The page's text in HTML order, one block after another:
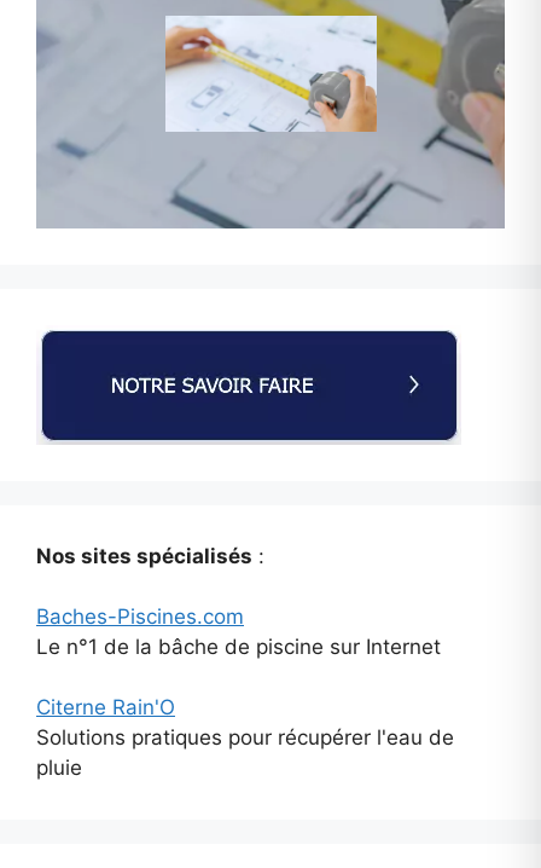
Nos sites spécialisés :
Baches-Piscines.com
Le n°1 de la bâche de piscine sur Internet
Citerne Rain'O
Solutions pratiques pour récupérer l'eau de
pluie